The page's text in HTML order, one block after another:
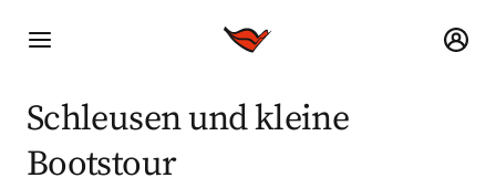
Schleusen und kleine
Bootstour